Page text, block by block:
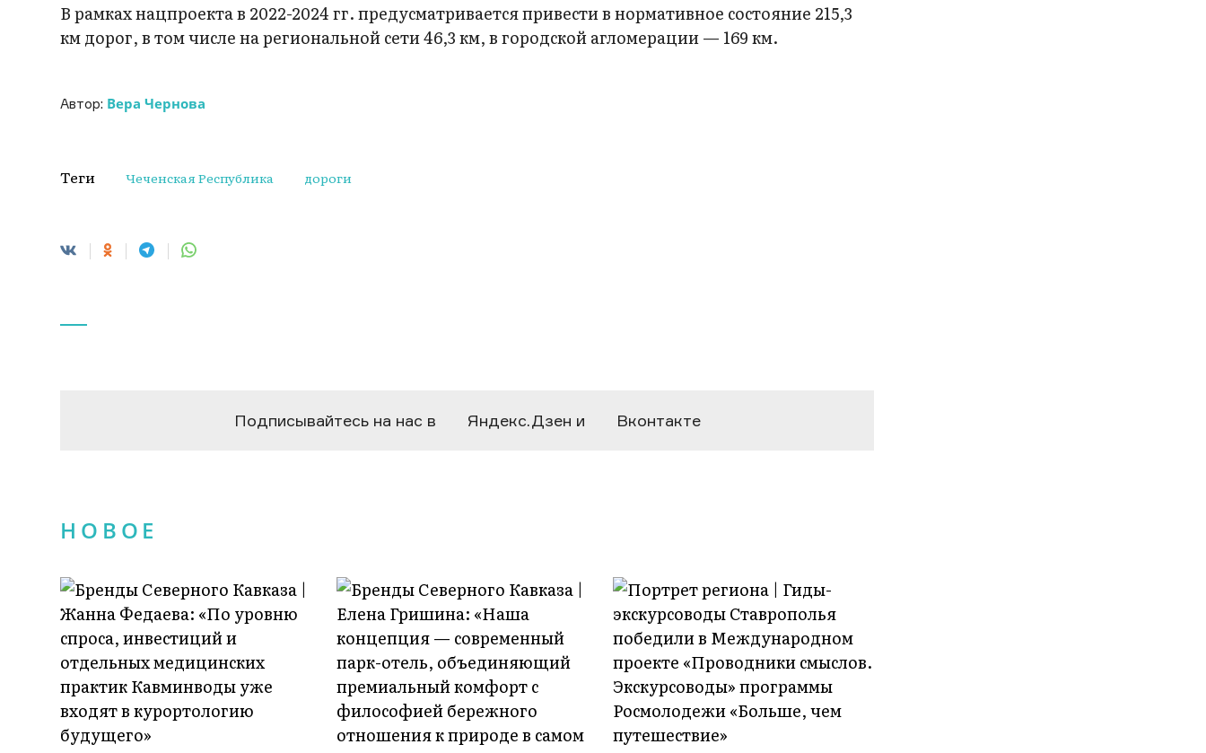
В рамках нацпроекта в 2022-2024 гг. предусматривается привести в нормативное состояние 215,3
км дорог, в том числе на региональной сети 46,3 км, в городской агломерации — 169 км.
Автор: Вера Чернова
Теги Чеченская Республика дороги
Подписывайтесь на нас в Яндекс.Дзен и Вконтакте
НОВОЕ